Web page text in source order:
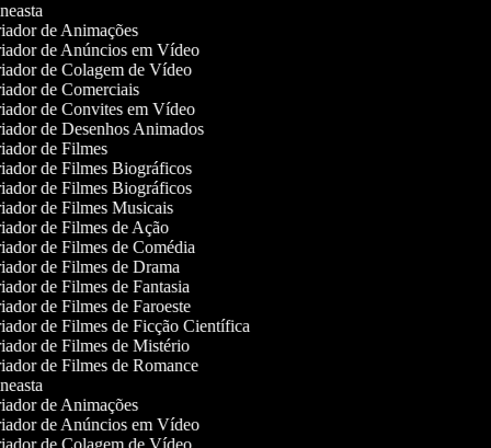
de Animações
de Anúncios em Vídeo
de Colagem de Vídeo
de Comerciais
de Convites em Vídeo
de Desenhos Animados
de Filmes
de Filmes Biográficos
de Filmes Biográficos
de Filmes Musicais
de Filmes de Ação
de Filmes de Comédia
de Filmes de Drama
de Filmes de Fantasia
de Filmes de Faroeste
de Filmes de Ficção Científica
de Filmes de Mistério
de Filmes de Romance
de Animações
de Anúncios em Vídeo